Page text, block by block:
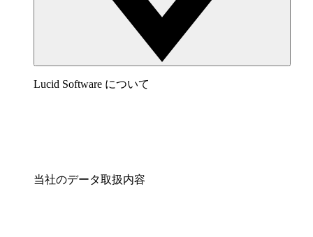
Lucid Software について
当社のデータ取扱内容